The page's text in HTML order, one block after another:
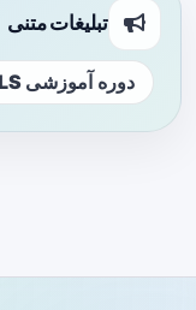
تبلیغات متنی
دوره آموزشی ATLS